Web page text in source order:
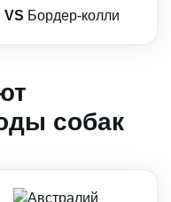
VS Бордер-колли
собак